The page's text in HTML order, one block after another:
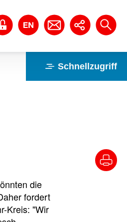
Schnellzugriff
die
fordert
Kreis: "Wir